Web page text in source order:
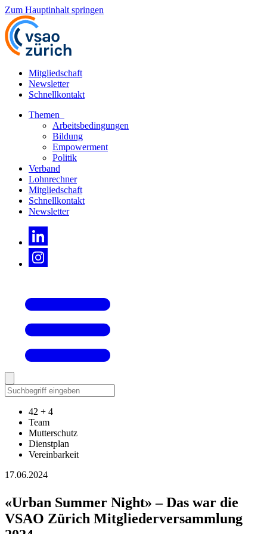
Zum Hauptinhalt springen
Mitgliedschaft
Newsletter
Schnellkontakt
Themen
Arbeitsbedingungen
Bildung
Empowerment
Politik
Verband
Lohnrechner
Mitgliedschaft
Schnellkontakt
Newsletter
42 + 4
Team
Mutterschutz
Dienstplan
Vereinbarkeit
17.06.2024
«Urban Summer Night» – Das war die
VSAO Zürich Mitgliederversammlung